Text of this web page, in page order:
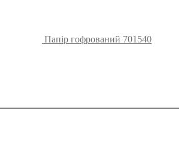
Папір гофрований 701540